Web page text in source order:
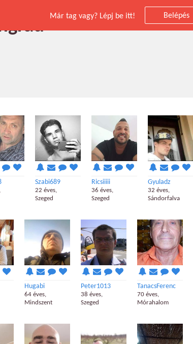
Már tag vagy? Lépj be itt! Belépés
Szabi689
22 éves,
Szeged
Ricsiiiii
36 éves,
Szeged
Gyuladz
32 éves,
Sándorfalva
Hugabi
64 éves,
Mindszent
Peter1013
38 éves,
Szeged
TanacsFerenc
70 éves,
Mórahalom